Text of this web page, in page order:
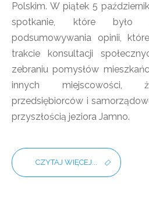
Polskim. W piątek 5
spotkanie, które było
podsumowywania opinii,
trakcie konsultacji
zebraniu pomysłów
innych miejscowości,
przedsiębiorców i
przyszłością jeziora Jamno.
CZYTAJ WIĘCEJ...